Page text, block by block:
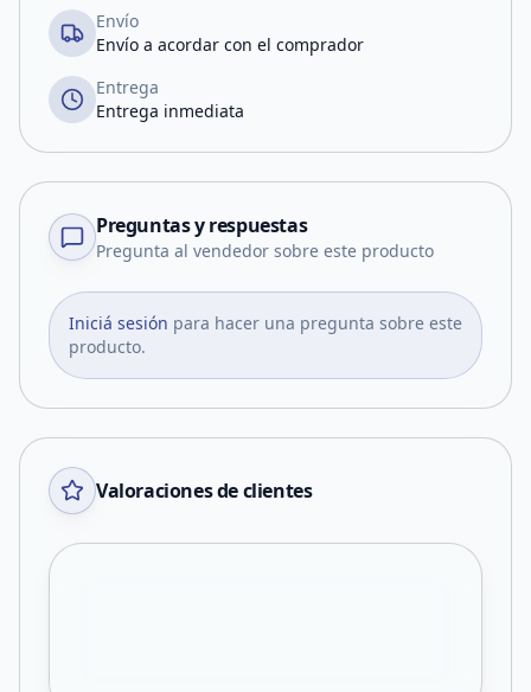
Envío
Envío a acordar con el comprador
Entrega
Entrega inmediata
Preguntas y respuestas
Pregunta al vendedor sobre este producto
Iniciá sesión para hacer una pregunta sobre este
producto.
Valoraciones de clientes